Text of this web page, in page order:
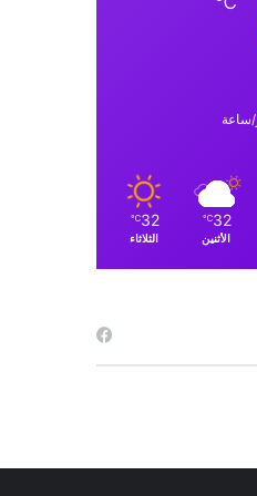
32
℃
الأثنين
32
℃
الثلاثاء